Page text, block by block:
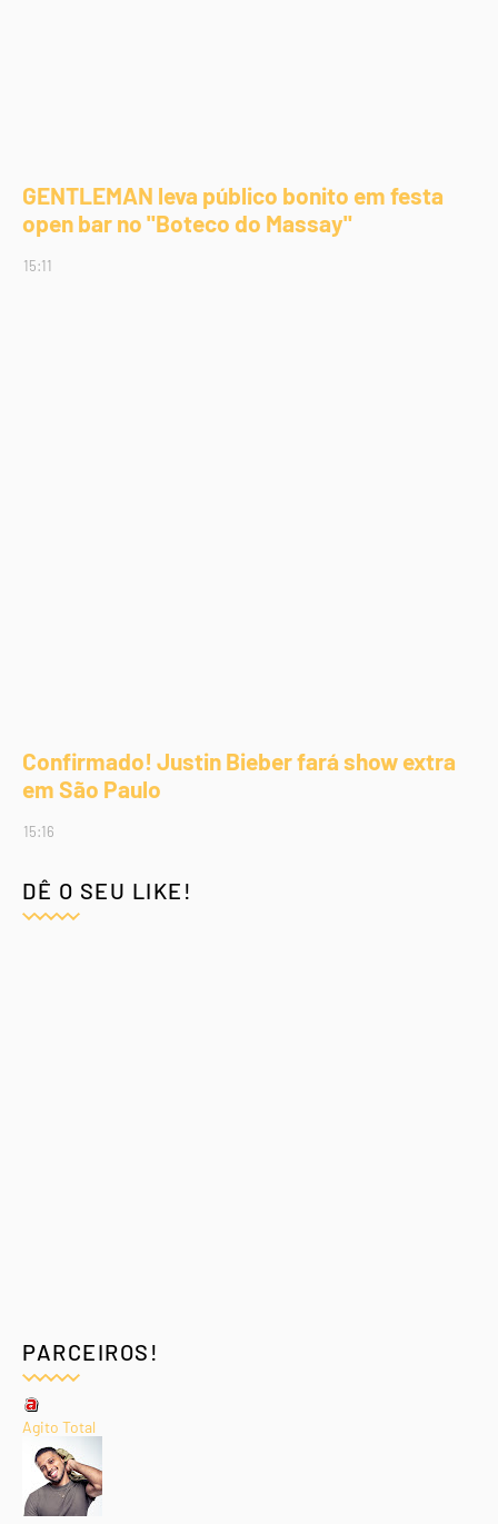
GENTLEMAN leva público bonito em festa
open bar no "Boteco do Massay"
15:11
Confirmado! Justin Bieber fará show extra
em São Paulo
15:16
DÊ O SEU LIKE!
PARCEIROS!
Agito Total